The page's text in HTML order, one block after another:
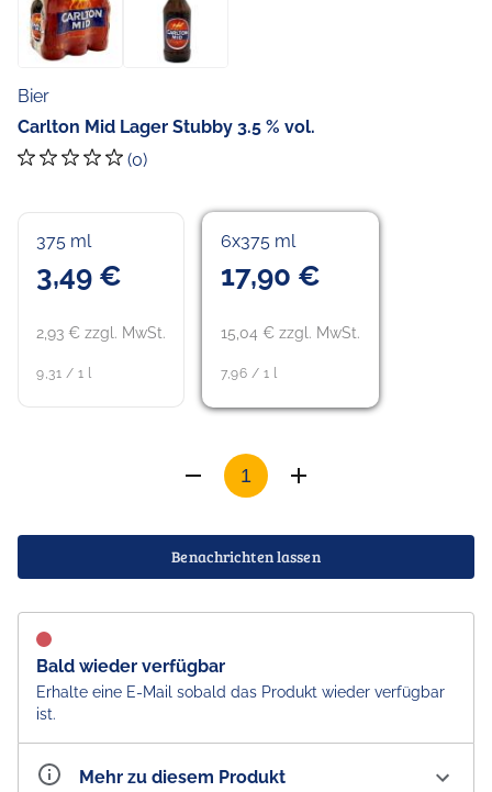
Bier
Carlton Mid Lager Stubby 3.5 % vol.
(0)
375 ml
3,49 €
2,93 € zzgl. MwSt.
9,31 / 1 l
6x375 ml
17,90 €
15,04 € zzgl. MwSt.
7,96 / 1 l
Benachrichten lassen
Bald wieder verfügbar
Erhalte eine E-Mail sobald das Produkt wieder verfügbar
ist.
Mehr zu diesem Produkt